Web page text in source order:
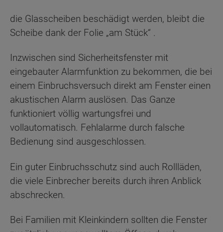
die Glasscheiben beschädigt werden, bleibt die
Scheibe dank der Folie „am Stück“ .
Inzwischen sind Sicherheitsfenster mit
eingebauter Alarmfunktion zu bekommen, die bei
einem Einbruchsversuch direkt am Fenster einen
akustischen Alarm auslösen. Das Ganze
funktioniert völlig wartungsfrei und
vollautomatisch. Fehlalarme durch falsche
Bedienung sind ausgeschlossen.
Ein guter Einbruchsschutz sind auch Rollläden,
die viele Einbrecher bereits durch ihren Anblick
abschrecken.
Bei Familien mit Kleinkindern sollten die Fenster